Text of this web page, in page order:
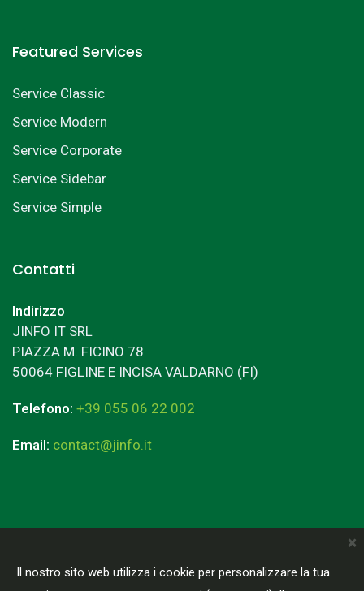
×
Il nostro sito web utilizza i cookie per personalizzare la tua
Featured Services
Service Classic
Service Modern
Service Corporate
Service Sidebar
Service Simple
Contatti
Indirizzo
JINFO IT SRL
PIAZZA M. FICINO 78
50064 FIGLINE E INCISA VALDARNO (FI)
Telefono: +39 055 06 22 002
Email: contact@jinfo.it